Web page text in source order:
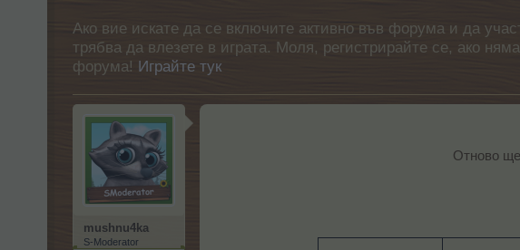
Ако вие искате да се включите активно във форума и да
трябва да влезете в играта. Моля, регистрирайте се, ако
форума! Играйте тук
mushnu4ka
S-Moderator
Отново